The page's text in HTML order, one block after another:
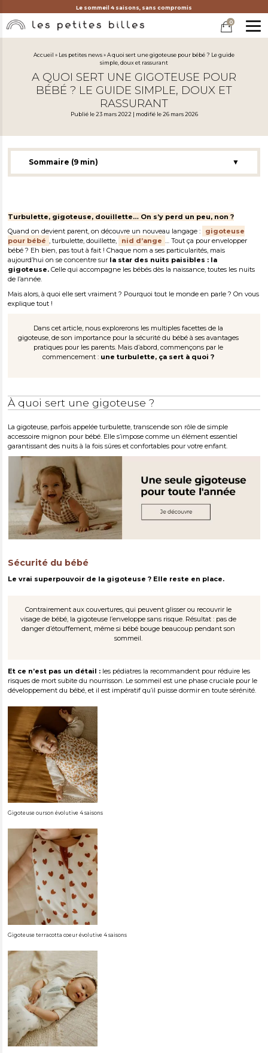
Le sommeil 4 saisons, sans compromis
0
Accueil » Les petites news»A quoi sert une gigoteuse pour bébé ? Le guide
simple, doux et rassurant
A QUOI SERT UNE GIGOTEUSE POUR
BÉBÉ ? LE GUIDE SIMPLE, DOUX ET
RASSURANT
Publié le 23 mars 2022 | modifié le 26 mars 2026
Turbulette, gigoteuse, douillette… On s’y perd un peu, non ?
Quand on devient parent, on découvre un nouveau langage :
gigoteuse
pour bébé , turbulette, douillette, nid d’ange … Tout ça pour envelopper
bébé ? Eh bien, pas tout à fait ! Chaque nom a ses particularités, mais
aujourd’hui on se concentre sur la star des nuits paisibles : la
gigoteuse. Celle qui accompagne les bébés dès la naissance, toutes les nuits
de l’année.
Mais alors, à quoi elle sert vraiment ? Pourquoi tout le monde en parle ? On vous
explique tout !
Dans cet article, nous explorerons les multiples facettes de la
gigoteuse, de son importance pour la sécurité du bébé à ses avantages
pratiques pour les parents. Mais d’abord, commençons par le
commencement : une turbulette, ça sert à quoi ?
À quoi sert une gigoteuse ?
La gigoteuse, parfois appelée turbulette, transcende son rôle de simple
accessoire mignon pour bébé. Elle s’impose comme un élément essentiel
garantissant des nuits à la fois sûres et confortables pour votre enfant.
Sécurité du bébé
Le vrai superpouvoir de la gigoteuse ? Elle reste en place.
Contrairement aux couvertures, qui peuvent glisser ou recouvrir le
visage de bébé, la gigoteuse l’enveloppe sans risque. Résultat : pas de
danger d’étouffement, même si bébé bouge beaucoup pendant son
sommeil.
Et ce n’est pas un détail : les pédiatres la recommandent pour réduire les
risques de mort subite du nourrisson. Le sommeil est une phase cruciale pour le
développement du bébé, et il est impératif qu’il puisse dormir en toute sérénité.
Gigoteuse ourson évolutive 4 saisons
Gigoteuse terracotta coeur évolutive 4 saisons
Sommaire (9 min)
▼
À quoi sert une gigoteuse ?
À partir de quand et jusqu’à quand utiliser la gigoteuse ?
Questions fréquemment posées
Les derniers conseils de Morgane